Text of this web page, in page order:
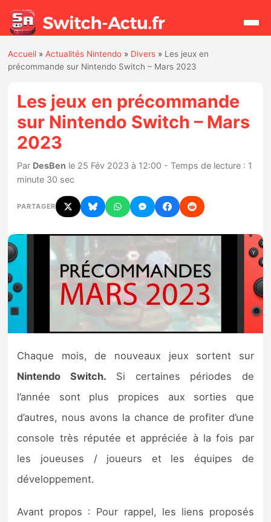
Rechercher
Actualités
Jeux
Hardware
Mises à jour
Chiffres de ventes
Rumeurs
Nintendo Direct
Tests et previews
Tests de jeux
Tests d’accessoires
Autres tests
Previews
Précommandes
Accueil »Actualités Nintendo » Divers » Les jeux en
précommande sur Nintendo Switch – Mars 2023
Les jeux en précommande
sur Nintendo Switch – Mars
2023
Par DesBen le 25 Fév 2023 à 12:00 - Temps de lecture : 1
minute 30 sec
PARTAGER
Chaque mois, de nouveaux jeux sortent sur
Nintendo Switch. Si certaines périodes de
l’année sont plus propices aux sorties que
d’autres, nous avons la chance de profiter d’une
console très réputée et appréciée à la fois par
les joueuses / joueurs et les équipes de
développement.
Avant propos : Pour rappel, les liens proposés